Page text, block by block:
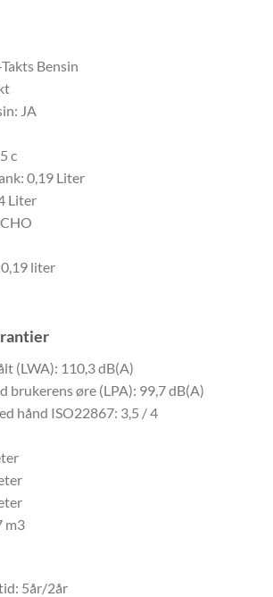
Bensin
JA
c
0,19 Liter
Liter
liter
(LWA): 110,3 dB(A)
brukerens øre (LPA): 99,7 dB(A)
hånd ISO22867: 3,5 / 4
m3
5år/2år